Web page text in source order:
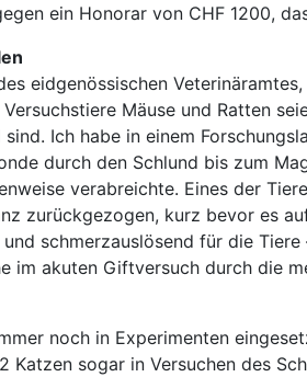
ein Honorar von CHF 1200,
eidgenössischen
Mäuse und Ratten
Ich habe in einem
durch den Schlund bis zum
verabreichte. Eines der
zurückgezogen, kurz bevor es
schmerzauslösend für die
im akuten Giftversuch durch die
noch in Experimenten
Katzen sogar in Versuchen des